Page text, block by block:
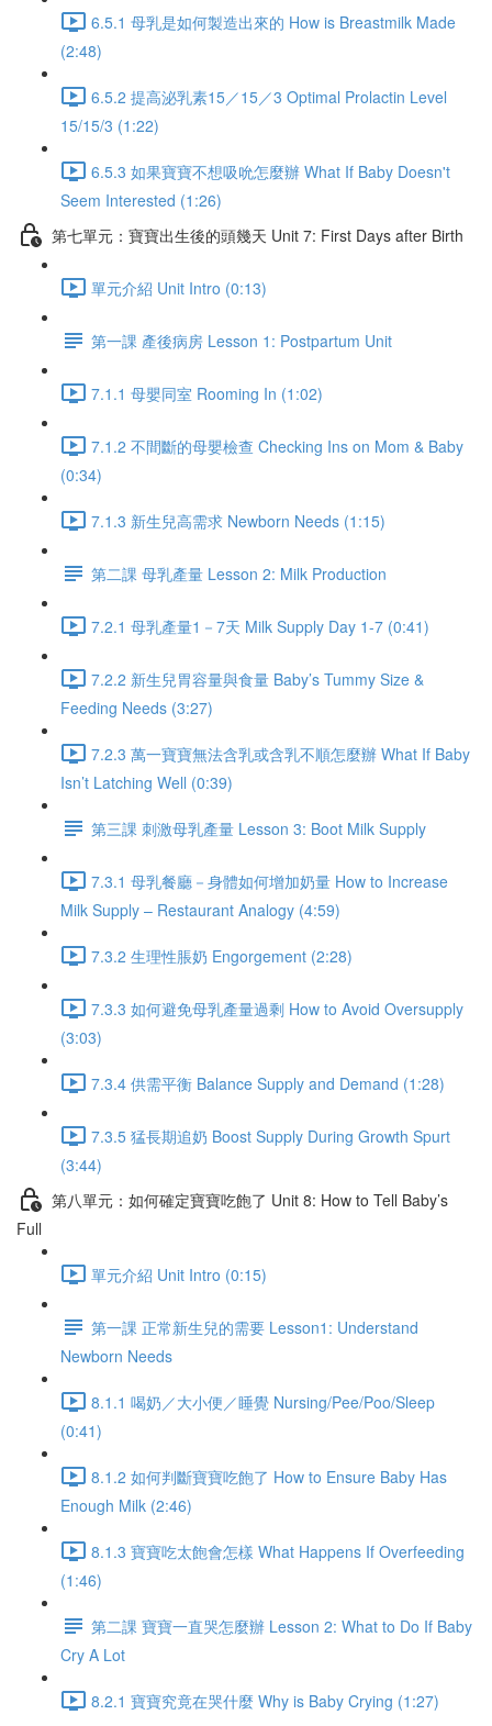
6.5.1 母乳是如何製造出來的 How is Breastmilk Made
(2:48)
6.5.2 提高泌乳素15／15／3 Optimal Prolactin Level
15/15/3 (1:22)
6.5.3 如果寶寶不想吸吮怎麼辦 What If Baby Doesn't
Seem Interested (1:26)
第七單元：寶寶出生後的頭幾天 Unit 7: First Days after Birth
單元介紹 Unit Intro (0:13)
第一課 產後病房 Lesson 1: Postpartum Unit
7.1.1 母嬰同室 Rooming In (1:02)
7.1.2 不間斷的母嬰檢查 Checking Ins on Mom & Baby
(0:34)
7.1.3 新生兒高需求 Newborn Needs (1:15)
第二課 母乳產量 Lesson 2: Milk Production
7.2.1 母乳產量1－7天 Milk Supply Day 1-7 (0:41)
7.2.2 新生兒胃容量與食量 Baby’s Tummy Size &
Feeding Needs (3:27)
7.2.3 萬一寶寶無法含乳或含乳不順怎麼辦 What If Baby
Isn’t Latching Well (0:39)
第三課 刺激母乳產量 Lesson 3: Boot Milk Supply
7.3.1 母乳餐廳－身體如何增加奶量 How to Increase
Milk Supply – Restaurant Analogy (4:59)
7.3.2 生理性脹奶 Engorgement (2:28)
7.3.3 如何避免母乳產量過剩 How to Avoid Oversupply
(3:03)
7.3.4 供需平衡 Balance Supply and Demand (1:28)
7.3.5 猛長期追奶 Boost Supply During Growth Spurt
(3:44)
第八單元：如何確定寶寶吃飽了 Unit 8: How to Tell Baby’s
Full
單元介紹 Unit Intro (0:15)
第一課 正常新生兒的需要 Lesson1: Understand
Newborn Needs
8.1.1 喝奶／大小便／睡覺 Nursing/Pee/Poo/Sleep
(0:41)
8.1.2 如何判斷寶寶吃飽了 How to Ensure Baby Has
Enough Milk (2:46)
8.1.3 寶寶吃太飽會怎樣 What Happens If Overfeeding
(1:46)
第二課 寶寶一直哭怎麼辦 Lesson 2: What to Do If Baby
Cry A Lot
8.2.1 寶寶究竟在哭什麼 Why is Baby Crying (1:27)